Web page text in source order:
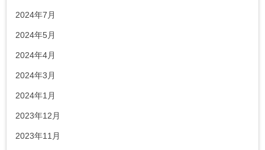
2024年7月
2024年5月
2024年4月
2024年3月
2024年1月
2023年12月
2023年11月